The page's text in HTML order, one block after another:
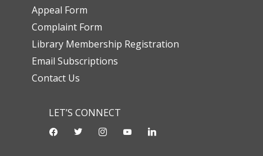
Appeal Form
Complaint Form
Library Membership Registration
Email Subscriptions
Contact Us
LET’S CONNECT
facebooktwitter instagramyoutube-linkedin